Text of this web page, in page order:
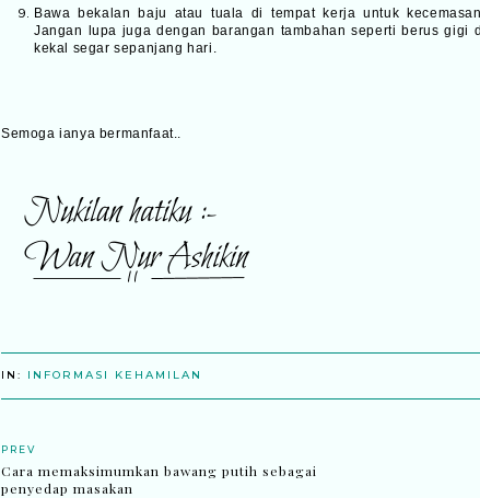
Bawa bekalan baju atau tuala di tempat kerja untuk
Jangan lupa juga dengan barangan tambahan seperti berus gigi
kekal segar sepanjang hari.
Semoga ianya bermanfaat..
IN: INFORMASI KEHAMILAN
PREV
Cara memaksimumkan bawang putih sebagai
penyedap masakan